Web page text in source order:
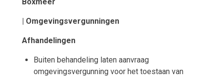
| Omgevingsvergunningen
Afhandelingen
Buiten behandeling laten aanvraag
omgevingsvergunning voor het toestaan van